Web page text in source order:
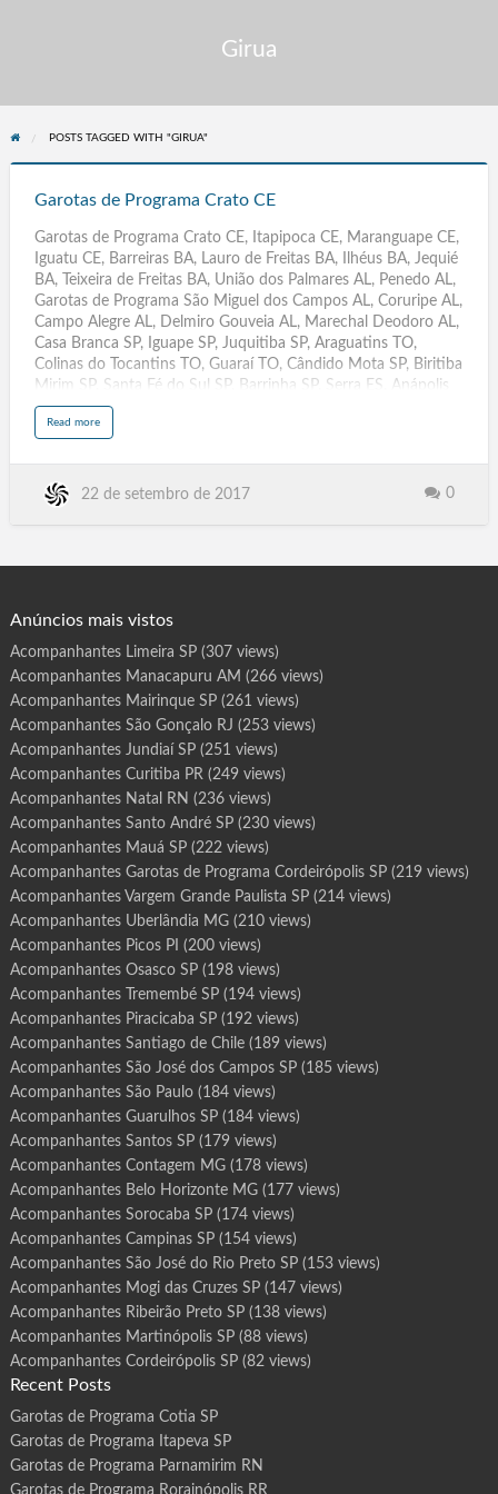
Girua
POSTS TAGGED WITH "GIRUA"
Crato
Garotas de Programa Crato CE
Garotas de Programa Crato CE, Itapipoca CE, Maranguape CE,
Iguatu CE, Barreiras BA, Lauro de Freitas BA, Ilhéus BA, Jequié
BA, Teixeira de Freitas BA, União dos Palmares AL, Penedo AL,
Garotas de Programa São Miguel dos Campos AL, Coruripe AL,
Campo Alegre AL, Delmiro Gouveia AL, Marechal Deodoro AL,
Casa Branca SP, Iguape SP, Juquitiba SP, Araguatins TO,
Colinas do Tocantins TO, Guaraí TO, Cândido Mota SP, Biritiba
Mirim SP, Santa Fé do Sul SP, Barrinha SP, Serra ES, Anápolis
GO, Aparecida de Goiânia GO, Araçoiaba da Serra SP, Morro
Agudo SP, Criciúma SC, Itajaí SC, Guararapes SP, Cachoeira
Arcanjo SP, Santa Cruz das Palmeiras SP,Descalvado SP, Rio
Read morea
t
r
e
r
m
a
r
t
C
E
22 de setembro de 2017 0
Anúncios mais vistos
Acompanhantes Limeira SP(307 views)
Acompanhantes Manacapuru AM (266 views)
Acompanhantes Mairinque SP(261 views)
Acompanhantes São Gonçalo RJ (253 views)
Acompanhantes Jundiaí SP(251 views)
Acompanhantes Curitiba PR(249 views)
Acompanhantes Natal RN (236 views)
Acompanhantes Santo André SP(230 views)
Acompanhantes Mauá SP(222 views)
Acompanhantes Garotas de Programa Cordeirópolis SP(219 views)
Acompanhantes Vargem Grande Paulista SP(214 views)
Acompanhantes Uberlândia MG(210 views)
Acompanhantes Picos PI (200 views)
Acompanhantes Osasco SP(198 views)
Acompanhantes Tremembé SP(194 views)
Acompanhantes Piracicaba SP(192 views)
Acompanhantes Santiago de Chile(189 views)
Acompanhantes São José dos Campos SP(185 views)
Acompanhantes São Paulo(184 views)
Acompanhantes Guarulhos SP(184 views)
Acompanhantes Santos SP(179 views)
Acompanhantes Contagem MG(178 views)
Acompanhantes Belo Horizonte MG(177 views)
Acompanhantes Sorocaba SP(174 views)
Acompanhantes Campinas SP(154 views)
Acompanhantes São José do Rio Preto SP(153 views)
Acompanhantes Mogi das Cruzes SP(147 views)
Acompanhantes Ribeirão Preto SP(138 views)
Acompanhantes Martinópolis SP(88 views)
Acompanhantes Cordeirópolis SP(82 views)
Recent Posts
Garotas de Programa Cotia SP
Garotas de Programa Itapeva SP
Garotas de Programa Parnamirim RN